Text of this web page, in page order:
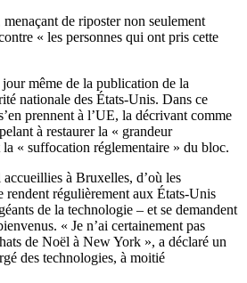
de riposter non seulement
« les personnes qui ont pris cette
même de la publication de la
nationale des États-Unis. Dans ce
prennent à l’UE, la décrivant comme
à restaurer la « grandeur
« suffocation réglementaire » du bloc.
accueillies à Bruxelles, d’où les
rendent régulièrement aux États-Unis
de la technologie – et se demandent
« Je n’ai certainement pas
de Noël à New York », a déclaré un
des technologies, à moitié